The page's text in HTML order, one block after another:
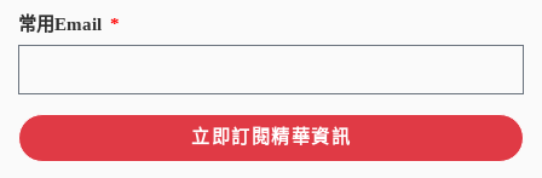
常用Email
立即訂閱精華資訊